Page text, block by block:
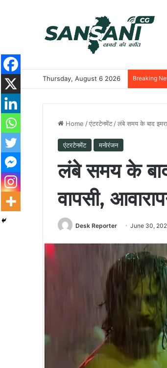
Thursday, August 6 2026 Breaking
Home /एंटरटेनमेंट /लंबे समय के बाद
एंटरटेनमेंट मनोरंजन
लंबे समय के बाद
वापसी,
Desk Reporter June 30,